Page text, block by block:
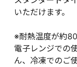
いただけます。
※耐熱温度が約
電子レンジでの
ん、冷凍でのご